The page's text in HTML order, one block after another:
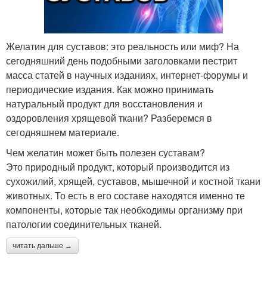
Желатин для суставов: это реальность или миф? На
сегодняшний день подобными заголовками пестрит
масса статей в научных изданиях, интернет-форумы и
периодические издания. Как можно принимать
натуральный продукт для восстановления и
оздоровления хрящевой ткани? Разберемся в
сегодняшнем материале.
Чем желатин может быть полезен суставам?
Это природный продукт, который производится из
сухожилий, хрящей, суставов, мышечной и костной ткани
животных. То есть в его составе находятся именно те
компоненты, которые так необходимы организму при
патологии соединительных тканей.
читать дальше →